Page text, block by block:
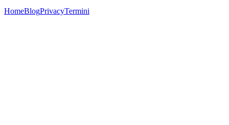
HomeBlogPrivacyTermini